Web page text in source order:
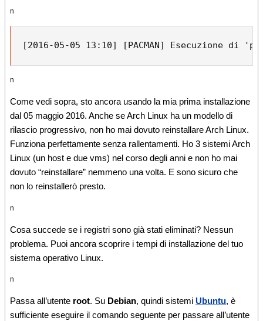
n
[2016-05-05 13:10] [PACMAN] Esecuzione di
n
Come vedi sopra, sto ancora usando la mia prima installazione
dal 05 maggio 2016. Anche se Arch Linux ha un modello di
rilascio progressivo, non ho mai dovuto reinstallare Arch Linux.
Funziona perfettamente senza rallentamenti. Ho 3 sistemi Arch
Linux (un host e due vms) nel corso degli anni e non ho mai
dovuto “reinstallare” nemmeno una volta. E sono sicuro che
non lo reinstallerò presto.
n
Cosa succede se i registri sono già stati eliminati? Nessun
problema. Puoi ancora scoprire i tempi di installazione del tuo
sistema operativo Linux.
n
Passa all’utente root. Su Debian, quindi sistemi Ubuntu, è
sufficiente eseguire il comando seguente per passare all’utente